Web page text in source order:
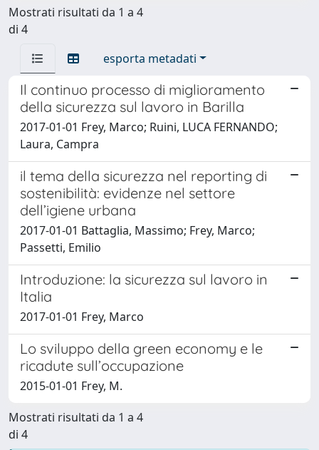
Mostrati risultati da 1 a 4
di 4
esporta metadati
Il continuo processo di miglioramento
della sicurezza sul lavoro in Barilla
2017-01-01 Frey, Marco; Ruini, LUCA FERNANDO;
Laura, Campra
il tema della sicurezza nel reporting di
sostenibilità: evidenze nel settore
dell’igiene urbana
2017-01-01 Battaglia, Massimo; Frey, Marco;
Passetti, Emilio
Introduzione: la sicurezza sul lavoro in
Italia
2017-01-01 Frey, Marco
Lo sviluppo della green economy e le
ricadute sull’occupazione
2015-01-01 Frey, M.
Mostrati risultati da 1 a 4
di 4